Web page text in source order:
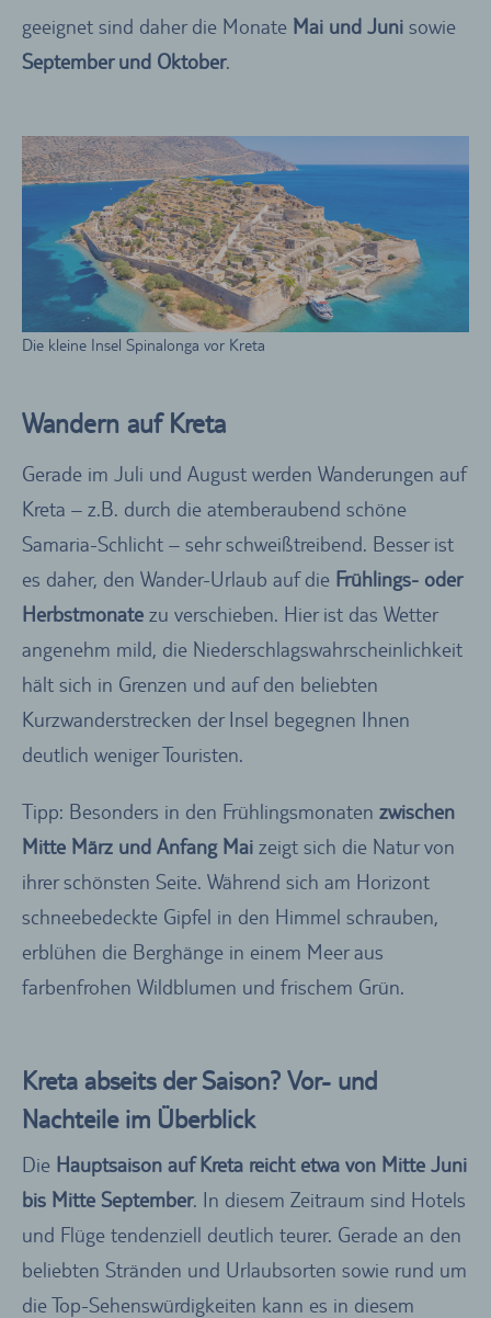
geeignet sind daher die Monate Mai und Juni sowie
September und Oktober.
Die kleine Insel Spinalonga vor Kreta
Wandern auf Kreta
Gerade im Juli und August werden Wanderungen auf
Kreta – z.B. durch die atemberaubend schöne
Samaria-Schlicht – sehr schweißtreibend. Besser ist
es daher, den Wander-Urlaub auf die Frühlings- oder
Herbstmonate zu verschieben. Hier ist das Wetter
angenehm mild, die Niederschlagswahrscheinlichkeit
hält sich in Grenzen und auf den beliebten
Kurzwanderstrecken der Insel begegnen Ihnen
deutlich weniger Touristen.
Tipp: Besonders in den Frühlingsmonaten zwischen
Mitte März und Anfang Mai zeigt sich die Natur von
ihrer schönsten Seite. Während sich am Horizont
schneebedeckte Gipfel in den Himmel schrauben,
erblühen die Berghänge in einem Meer aus
farbenfrohen Wildblumen und frischem Grün.
Kreta abseits der Saison? Vor- und
Nachteile im Überblick
Die Hauptsaison auf Kreta reicht etwa von Mitte Juni
bis Mitte September. In diesem Zeitraum sind Hotels
und Flüge tendenziell deutlich teurer. Gerade an den
beliebten Stränden und Urlaubsorten sowie rund um
die Top-Sehenswürdigkeiten kann es in diesem